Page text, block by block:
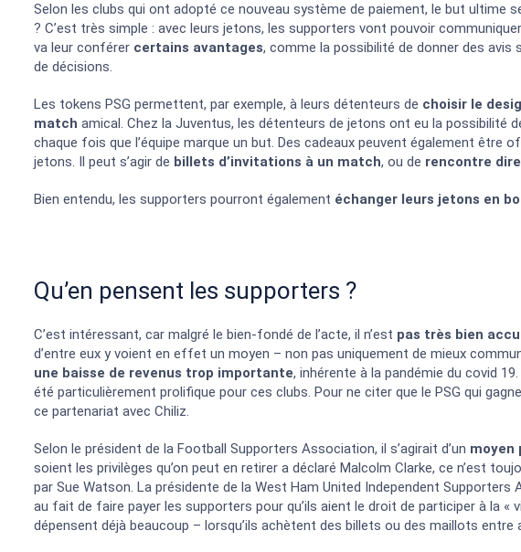
Selon les clubs qui ont adopté ce nouveau système de paiement, le but ultime
? C’est très simple : avec leurs jetons, les supporters vont pouvoir
va leur conférer certains avantages, comme la possibilité de donner des
de décisions.
Les tokens PSG permettent, par exemple, à leurs détenteurs de choisir le
match amical. Chez la Juventus, les détenteurs de jetons ont eu la possibilité
chaque fois que l’équipe marque un but. Des cadeaux peuvent également être
jetons. Il peut s’agir de billets d’invitations à un match, ou de rencontre
Bien entendu, les supporters pourront également échanger leurs jetons en
Qu’en pensent les supporters ?
C’est intéressant, car malgré le bien-fondé de l’acte, il n’est pas très bien
d’entre eux y voient en effet un moyen – non pas uniquement de mieux
une baisse de revenus trop importante, inhérente à la pandémie du covid
été particulièrement prolifique pour ces clubs. Pour ne citer que le PSG qui
ce partenariat avec Chiliz.
Selon le président de la Football Supporters Association, il s’agirait d’un moyen
soient les privilèges qu’on peut en retirer a déclaré Malcolm Clarke, ce n’est
par Sue Watson. La présidente de la West Ham United Independent
au fait de faire payer les supporters pour qu’ils aient le droit de participer à la «
dépensent déjà beaucoup – lorsqu’ils achètent des billets ou des maillots